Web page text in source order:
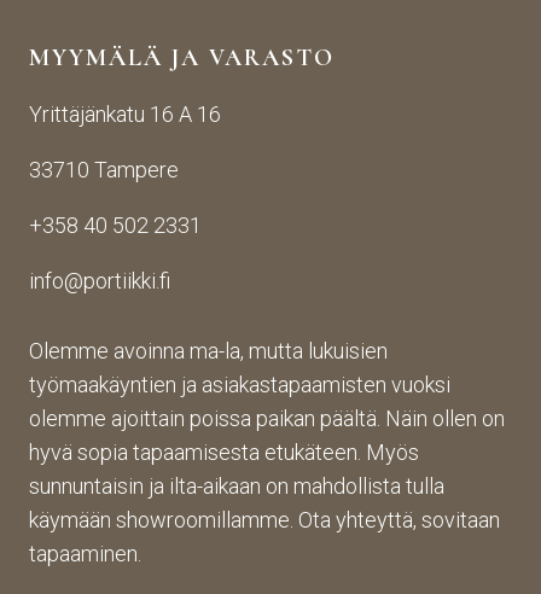
MYYMÄLÄ JA VARASTO
Yrittäjänkatu 16 A 16
33710 Tampere
+358 40 502 2331
info@portiikki.fi
Olemme avoinna ma-la, mutta lukuisien
työmaakäyntien ja asiakastapaamisten vuoksi
olemme ajoittain poissa paikan päältä. Näin ollen on
hyvä sopia tapaamisesta etukäteen. Myös
sunnuntaisin ja ilta-aikaan on mahdollista tulla
käymään showroomillamme. Ota yhteyttä, sovitaan
tapaaminen.